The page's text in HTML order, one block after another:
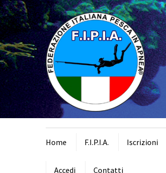
Home F.I.P.I.A. Iscrizioni
Accedi Contatti